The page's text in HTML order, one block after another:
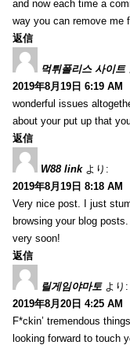
and now each time a
way you can remove me
返信
먹튀폴리스 사이트
2019年8月19日 6:19 AM
wonderful issues
about your put up that
返信
W88 link より:
2019年8月19日 8:18 AM
Very nice post. I just
browsing your blog
very soon!
返信
릴게임야마토 より:
2019年8月20日 4:25 AM
F*ckin’ tremendous
looking forward to touch